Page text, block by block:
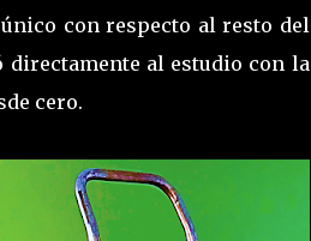
con respecto al resto del
directamente al estudio con la
cero.